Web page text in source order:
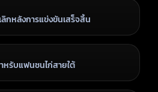
กหลังการแข่งขันเสร็จสิ้น
หรับแฟนชนไก่สายใต้